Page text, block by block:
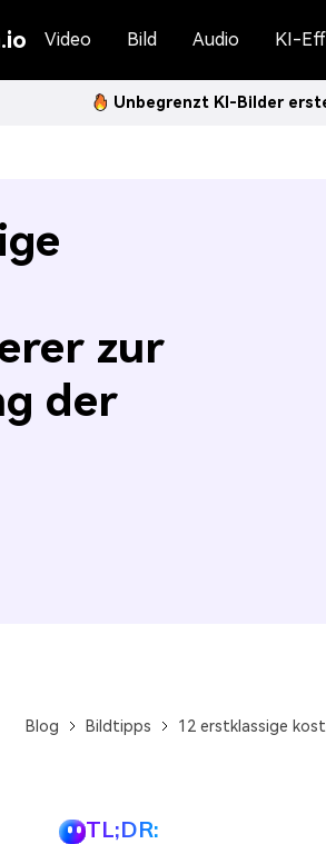
Video Bild Audio KI-
Unbegrenzt KI-Bilder
zur
der
Blog Bildtipps 12 erstklassige
TL;DR: